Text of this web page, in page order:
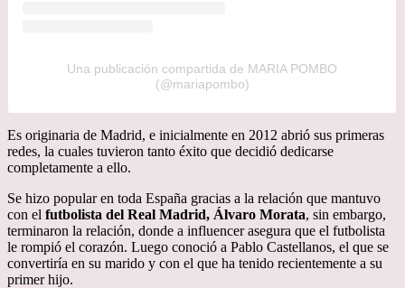
Una publicación compartida de MARIA POMBO
(@mariapombo)
Es originaria de Madrid, e inicialmente en 2012 abrió sus primeras
redes, la cuales tuvieron tanto éxito que decidió dedicarse
completamente a ello.
Se hizo popular en toda España gracias a la relación que mantuvo
con el futbolista del Real Madrid, Álvaro Morata, sin embargo,
terminaron la relación, donde a influencer asegura que el futbolista
le rompió el corazón. Luego conoció a Pablo Castellanos, el que se
convertiría en su marido y con el que ha tenido recientemente a su
primer hijo.